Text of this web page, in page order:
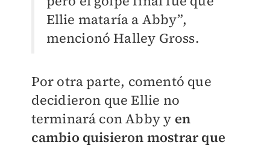
Ellie mataría a Abby”,
mencionó Halley Gross.
Por otra parte, comentó que
decidieron que Ellie no
terminará con Abby y en
cambio quisieron mostrar que